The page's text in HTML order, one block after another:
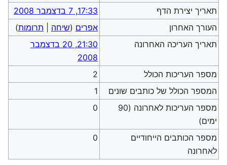
תאריך יצירת הדף
17:33, 7 בדצמבר 2008
העורך האחרון
אפרים (שיחה תרומות)
תאריך העריכה האחרונה
21:30, 20 בדצמבר
2008
מספר העריכות הכולל
2
המספר הכולל של כותבים שונים
1
מספר העריכות לאחרונה (90
ימים)
0
מספר הכותבים הייחודיים
לאחרונה
0